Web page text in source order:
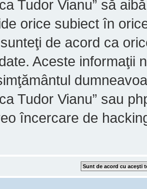
Tudor Vianu” să
orice subiect în
de acord ca
Aceste informaţii
Tudor Vianu” sau
încercare de